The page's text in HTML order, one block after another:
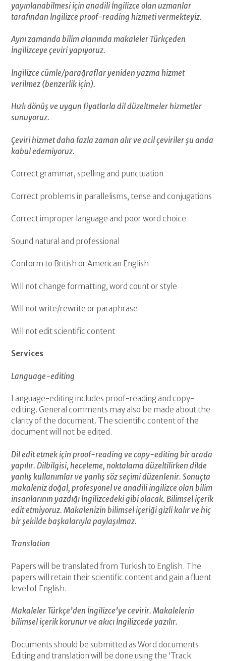
yayınlanabilmesi için anadili İngilizce olan uzmanlar
tarafından İngilizce proof-reading hizmeti vermekteyiz.
Aynı zamanda bilim alanında makaleler Türkçeden
İngilizceye çeviri yapıyoruz.
İngilizce cümle/parağraflar yeniden yazma hizmet
verilmez (benzerlik için).
Hızlı dönüş ve uygun fiyatlarla dil düzeltmeler hizmetler
sunuyoruz.
Çeviri hizmet daha fazla zaman alır ve acil çeviriler şu anda
kabul edemiyoruz.
Correct grammar, spelling and punctuation
Correct problems in parallelisms, tense and conjugations
Correct improper language and poor word choice
Sound natural and professional
Conform to British or American English
Will not change formatting, word count or style
Will not write/rewrite or paraphrase
Will not edit scientific content
Services
Language-editing
Language-editing includes proof-reading and copy-
editing. General comments may also be made about the
clarity of the document. The scientific content of the
document will not be edited.
Dil edit etmek için proof-reading ve copy-editing bir arada
yapılır. Dilbilgisi, heceleme, noktalama düzeltilirken dilde
yanlış kullanımlar ve yanlış söz seçimi düzenlenir. Sonuçta
makaleniz doğal, profesyonel ve anadili ingilizce olan bilim
insanlarının yazdığı İngilizcedeki gibi olacak. Bilimsel içerik
edit etmiyoruz. Makalenizin bilimsel içeriği gizli kalır ve hiç
bir şekilde başkalarıyla paylaşılmaz.
Translation
Papers will be translated from Turkish to English. The
papers will retain their scientific content and gain a fluent
level of English.
Makaleler Türkçe’den İngilizce’ye cevirir. Makalelerin
bilimsel içerik korunur ve akıcı İngilizcede yazılır.
Documents should be submitted as Word documents.
Editing and translation will be done using the ‘Track